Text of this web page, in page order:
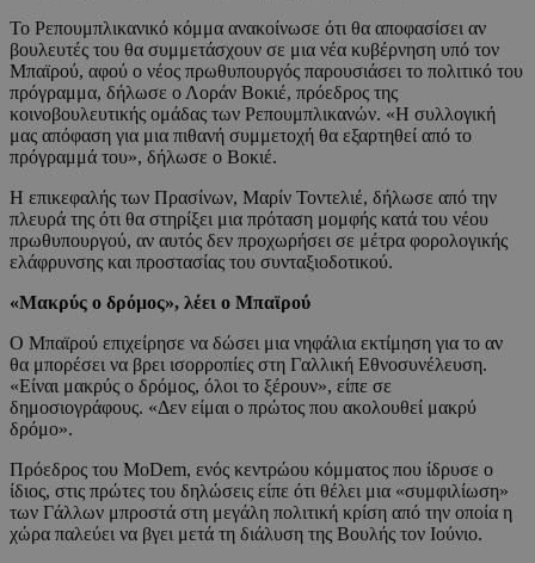
Το Ρεπουμπλικανικό κόμμα ανακοίνωσε ότι θα αποφασίσει αν
βουλευτές του θα συμμετάσχουν σε μια νέα κυβέρνηση υπό τον
Μπαϊρού, αφού ο νέος πρωθυπουργός παρουσιάσει το πολιτικό του
πρόγραμμα, δήλωσε ο Λοράν Βοκιέ, πρόεδρος της
κοινοβουλευτικής ομάδας των Ρεπουμπλικανών. «Η συλλογική
μας απόφαση για μια πιθανή συμμετοχή θα εξαρτηθεί από το
πρόγραμμά του», δήλωσε ο Βοκιέ.
Η επικεφαλής των Πρασίνων, Μαρίν Τοντελιέ, δήλωσε από την
πλευρά της ότι θα στηρίξει μια πρόταση μομφής κατά του νέου
πρωθυπουργού, αν αυτός δεν προχωρήσει σε μέτρα φορολογικής
ελάφρυνσης και προστασίας του συνταξιοδοτικού.
«Μακρύς ο δρόμος», λέει ο Μπαϊρού
Ο Μπαϊρού επιχείρησε να δώσει μια νηφάλια εκτίμηση για το αν
θα μπορέσει να βρει ισορροπίες στη Γαλλική Εθνοσυνέλευση.
«Είναι μακρύς ο δρόμος, όλοι το ξέρουν», είπε σε
δημοσιογράφους. «Δεν είμαι ο πρώτος που ακολουθεί μακρύ
δρόμο».
Πρόεδρος του MoDem, ενός κεντρώου κόμματος που ίδρυσε ο
ίδιος, στις πρώτες του δηλώσεις είπε ότι θέλει μια «συμφιλίωση»
των Γάλλων μπροστά στη μεγάλη πολιτική κρίση από την οποία η
χώρα παλεύει να βγει μετά τη διάλυση της Βουλής τον Ιούνιο.